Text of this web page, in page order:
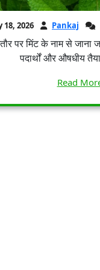
18, 2026 Pankaj
पर मिंट के नाम से जाना
पदार्थों और औषधीय
Read